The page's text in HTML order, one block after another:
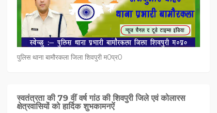
पुलिस थाना बामौरकला जिला शिवपुरी म0प्र0
स्वतंत्रता की 79 वीं वर्ष गांठ की शिवपुरी जिले एवं कोलारस
क्षेत्रवासियों को हार्दिक शुभकामनऐं